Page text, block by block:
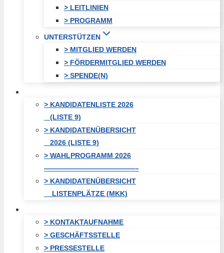
> LEITLINIEN
> PROGRAMM
UNTERSTÜTZEN
> MITGLIED WERDEN
> FÖRDERMITGLIED WERDEN
> SPENDE(N)
> KANDIDATENLISTE 2026
(LISTE 9)
> KANDIDATENÜBERSICHT
2026 (LISTE 9)
> WAHLPROGRAMM 2026
—————————————–
> KANDIDATENÜBERSICHT
LISTENPLÄTZE (MKK)
> KONTAKTAUFNAHME
> GESCHÄFTSSTELLE
> PRESSESTELLE